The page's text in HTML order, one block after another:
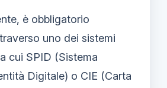
è obbligatorio
uno dei sistemi
cui SPID (Sistema
Digitale) o CIE (Carta